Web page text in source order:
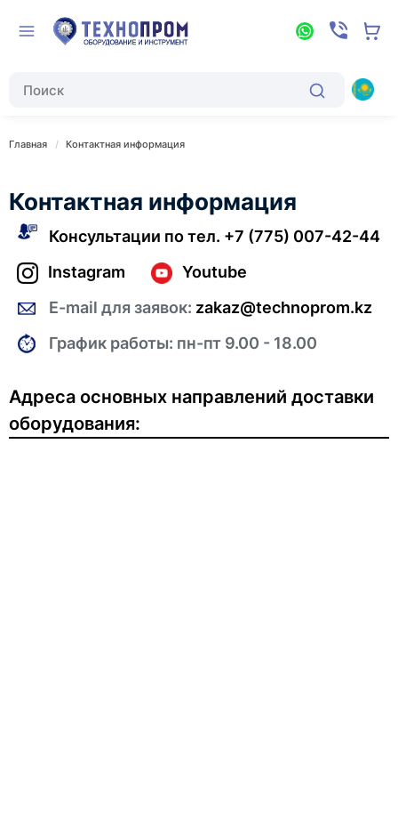
Главная Контактная информация
Контактная информация
Консультации по тел. +7 (775) 007-42-44
Instagram
Youtube
E-mail для заявок: zakaz@technoprom.kz
График работы: пн-пт 9.00 - 18.00
Адреса основных направлений доставки
оборудования: